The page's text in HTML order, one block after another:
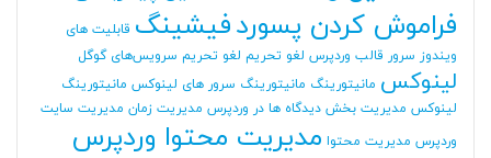
فراموش کردن پسوردفیشینگ قابلیت های
ویندوز سرور قالب وردپرس لغو تحریم لغو تحریم سرویس‌های گوگل
لینوکس مانیتورینگ مانیتورینگ سرور های لینوکس مانیتورینگ
لینوکس مدیریت بخش دیدگاه ها در وردپرس مدیریت زمان مدیریت سایت
وردپرس مدیریت محتوا مدیریت محتوا وردپرس